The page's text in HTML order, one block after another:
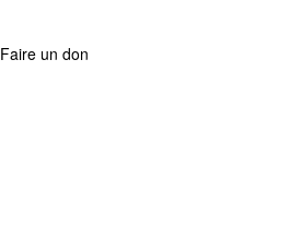
Faire un don